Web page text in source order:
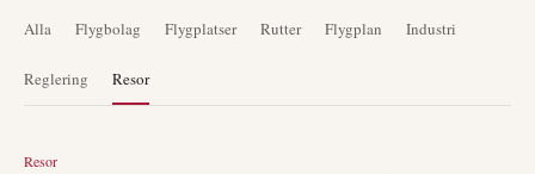
Alla Flygbolag Flygplatser Rutter Flygplan Industri
Reglering Resor
Resor